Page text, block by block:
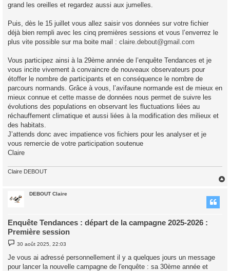
grand les oreilles et regardez aussi aux jumelles.
Puis, dès le 15 juillet vous allez saisir vos données sur votre fichier
déjà bien rempli avec les cinq premières sessions et vous l’enverrez le
plus vite possible sur ma boite mail : claire.debout@gmail.com
Vous participez ainsi à la 29ème année de l’enquête Tendances et je
vous incite vivement à convaincre de nouveaux observateurs pour
étoffer le nombre de participants et en conséquence le nombre de
parcours normands. Grâce à vous, l’avifaune normande est de mieux en
mieux connue et cette masse de données nous permet de suivre les
évolutions des populations en observant les fluctuations liées au
réchauffement climatique et aussi liées à la modification des milieux et
des habitats.
J’attends donc avec impatience vos fichiers pour les analyser et je
vous remercie de votre participation soutenue
Claire
Claire DEBOUT
DEBOUT Claire
Enquête Tendances : départ de la campagne 2025-2026 :
Première session
M
e
s
a
30 août 2025, 22:03
Je vous ai adressé personnellement il y a quelques jours un message
pour lancer la nouvelle campagne de l'enquête : sa 30ème année et